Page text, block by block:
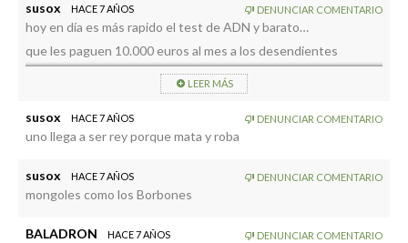
susox HACE 7 AÑOS DENUNCIAR COMENTARIO
hoy en día es más rapido el test de ADN y barato…
que les paguen 10.000 euros al mes a los desendientes
LEER MÁS
susox HACE 7 AÑOS DENUNCIAR COMENTARIO
uno llega a ser rey porque mata y roba
susox HACE 7 AÑOS DENUNCIAR COMENTARIO
mongoles como los Borbones
BALADRON HACE 7 AÑOS DENUNCIAR COMENTARIO